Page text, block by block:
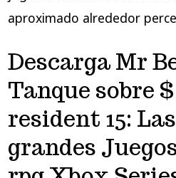
aproximado alrededor
Descarga Mr
Tanque sobre
resident 15:
grandes